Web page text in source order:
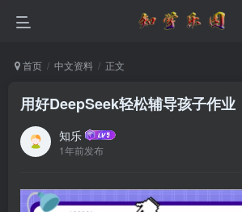
首页 中文资料 正文
用好DeepSeek轻松辅导孩子作业
知乐
1年前发布